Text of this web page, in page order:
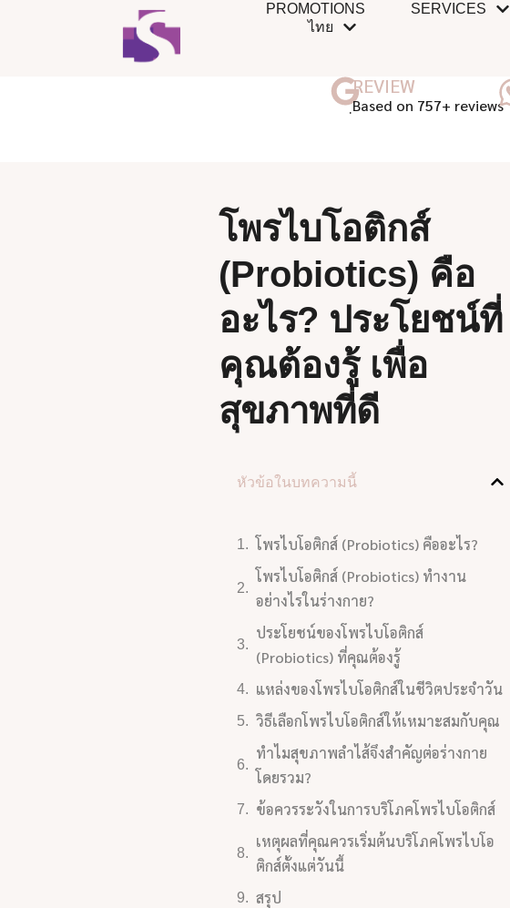
PROMOTIONS SERVICES
ไทย
REVIEW
ฺBased on 757+ reviews
โพรไบโอติกส์
(Probiotics) คือ
อะไร? ประโยชน์ที่
คุณต้องรู้ เพื่อ
สุขภาพที่ดี
หัวข้อในบทความนี้
โพรไบโอติกส์ (Probiotics) คืออะไร?
โพรไบโอติกส์ (Probiotics) ทำงาน
อย่างไรในร่างกาย?
ประโยชน์ของโพรไบโอติกส์
(Probiotics) ที่คุณต้องรู้
แหล่งของโพรไบโอติกส์ในชีวิตประจำวัน
วิธีเลือกโพรไบโอติกส์ให้เหมาะสมกับคุณ
ทำไมสุขภาพลำไส้จึงสำคัญต่อร่างกาย
โดยรวม?
ข้อควรระวังในการบริโภคโพรไบโอติกส์
เหตุผลที่คุณควรเริ่มต้นบริโภคโพรไบโอ
ติกส์ตั้งแต่วันนี้
สรุป